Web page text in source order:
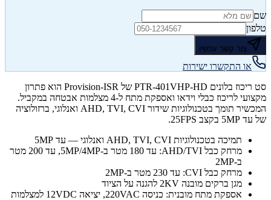
שם
טלפון
צור קשר עכשיו
או התקשרו ישירות
סט ריכוז בלונים PTR-401VHP-HD של Provision-ISR הוא פתרון
מקצועי לריכוז כבלי וידאו ואספקת מתח ל-4 מצלמות אבטחה במקביל.
המכשיר תומך בטכנולוגיות שידור AHD, TVI, CVI ואנלוגי, ברזולוציה
של עד 5MP בקצב 25FPS.
תמיכה בטכנולוגיות AHD, TVI, CVI ואנלוגי — עד 5MP
מרחק כבל AHD/TVI: עד 180 מטר ב-5MP/4MP, עד 200 מטר
ב-2MP
מרחק כבל CVI: עד 230 מטר ב-2MP
מגן ברקים מובנה 2KV להגנה על הציוד
אספקת מתח מובנית: כניסה 220VAC, יציאה 12VDC למצלמות